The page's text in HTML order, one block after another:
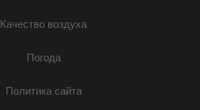
Качество воздуха
Погода
Политика сайта